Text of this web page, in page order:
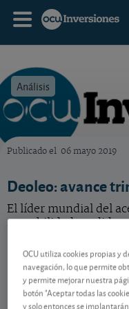
Análisis
Publicado el 06 mayo 2019
Deoleo: avance
El líder mundial del
rentabilidad perdida
OCU utiliza cookies propias y
navegación, lo que permite
y permite mejorar nuestra
botón "Aceptar todas las
y solo entonces se